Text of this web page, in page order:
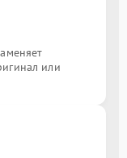
или